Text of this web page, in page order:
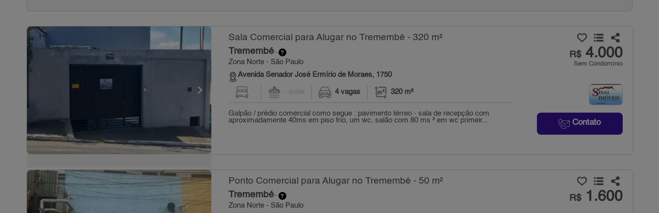
Sala Comercial para Alugar no Tremembé - 320 m²
Tremembé-
Zona Norte - São Paulo
Avenida Senador José Ermírio de Moraes, 1750
R$4.000
Sem Condomínio
Contato
- - suíte 4 vagas 320 m²
Galpão / prédio comercial como segue : pavimento térreo - sala de recepção com
aproximadamente 40ms em piso frio, um wc, salão com 80 ms ² em wc primeir...
Ponto Comercial para Alugar no Tremembé - 50 m²
Tremembé-
Zona Norte - São Paulo
R$1.600